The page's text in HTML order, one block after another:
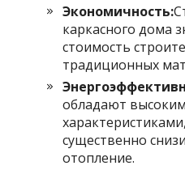
Экономичность:
каркасного дома
стоимость
традиционных
обладают
существенно
отопление.